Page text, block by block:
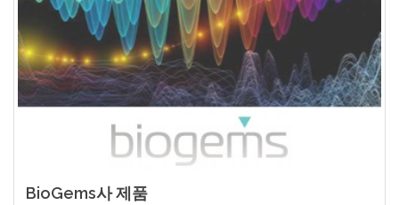
BioGems사 제품